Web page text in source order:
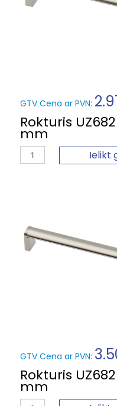
GTV Cena ar PVN:
Rokturis UZ682
mm
Ielikt
GTV Cena ar PVN:
Rokturis
mm